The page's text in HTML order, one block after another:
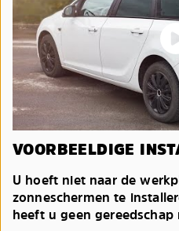
VOORBEELDIGE
U hoeft niet naar de
zonneschermen te
heeft u geen gereedschap